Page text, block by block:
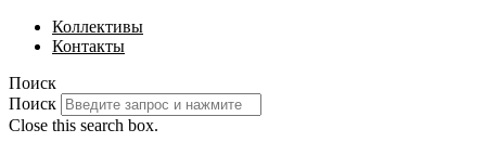
Коллективы
Контакты
Поиск
Поиск
Close this search box.